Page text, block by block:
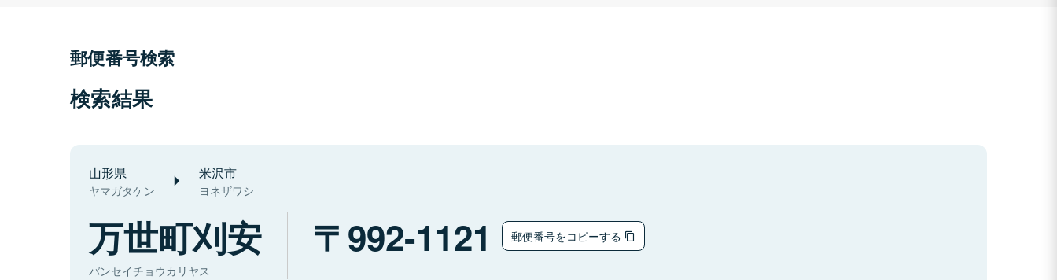
郵便番号検索
検索結果
山形県
ヤマガタケン
米沢市
ヨネザワシ
万世町刈安
バンセイチョウカリヤス
992-1121 郵便番号をコピーする